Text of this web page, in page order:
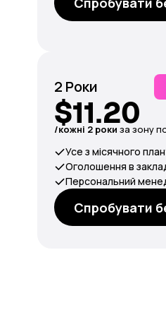
2 Роки
$11.20
/кожні 2 роки за зону
Усе з місячного
Оголошення в
Персональний
Спробувати